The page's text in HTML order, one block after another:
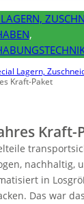
Lagern,
Kraft-Paket
Kraft-
nachhaltig,
in
Das war